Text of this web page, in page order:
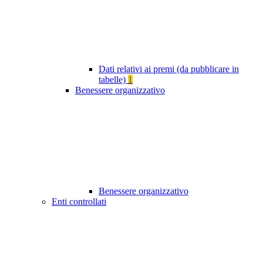
Dati relativi ai premi (da pubblicare in
tabelle) 1
Benessere organizzativo
Benessere organizzativo
Enti controllati